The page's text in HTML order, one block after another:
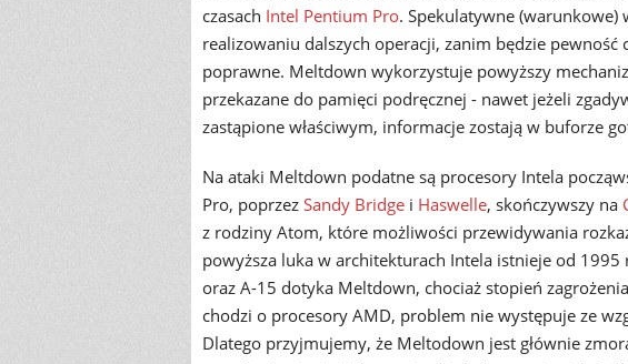
czasach Intel Pentium Pro. Spekulatywne
realizowaniu dalszych operacji, zanim będzie pewność
poprawne. Meltdown wykorzystuje powyższy
przekazane do pamięci podręcznej - nawet jeżeli
zastąpione właściwym, informacje zostają w buforze
Na ataki Meltdown podatne są procesory Intela
Pro, poprzez Sandy Bridge i Haswelle, skończywszy na
z rodziny Atom, które możliwości przewidywania
powyższa luka w architekturach Intela istnieje od
oraz A-15 dotyka Meltdown, chociaż stopień
chodzi o procesory AMD, problem nie występuje ze
Dlatego przyjmujemy, że Meltodown jest głównie